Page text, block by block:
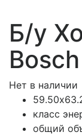
Б/у
Нет в наличии
класс
общий